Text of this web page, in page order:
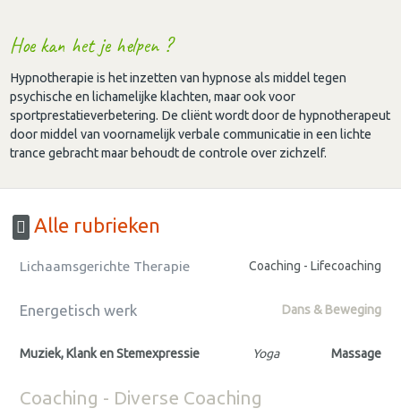
Hoe kan het je helpen ?
Hypnotherapie is het inzetten van hypnose als middel tegen
psychische en lichamelijke klachten, maar ook voor
sportprestatieverbetering. De cliënt wordt door de hypnotherapeut
door middel van voornamelijk verbale communicatie in een lichte
trance gebracht maar behoudt de controle over zichzelf.
Alle rubrieken
Lichaamsgerichte Therapie Coaching - Lifecoaching
Energetisch werk Dans & Beweging
Muziek, Klank en Stemexpressie Yoga Massage
Coaching - Diverse Coaching